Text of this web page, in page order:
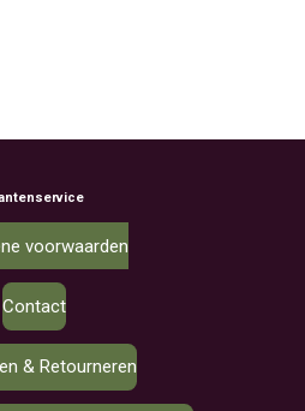
voorwaarden
Contact
& Retourneren